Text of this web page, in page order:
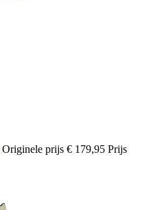
Originele prijs € 179,95 Prijs